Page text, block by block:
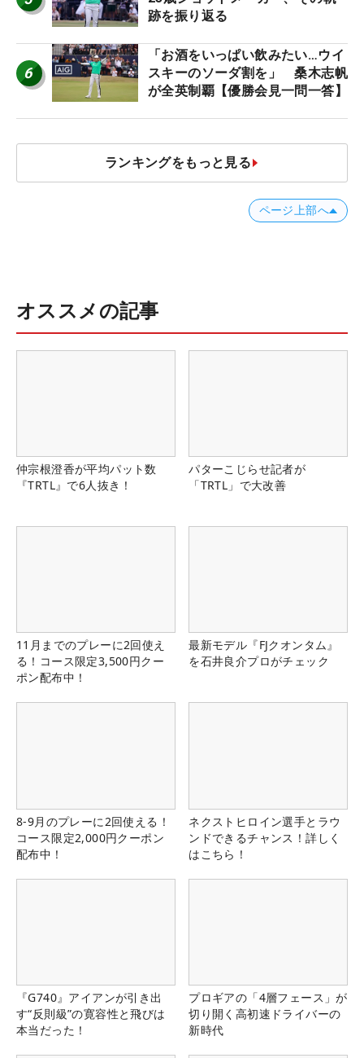
跡を振り返る
6
「お酒をいっぱい飲みたい…ウイ
スキーのソーダ割を」 桑木志帆
が全英制覇【優勝会見一問一答】
ランキングをもっと見る
ページ上部へ
オススメの記事
仲宗根澄香が平均パット数
『TRTL』で6人抜き！
パターこじらせ記者が
「TRTL」で大改善
11月までのプレーに2回使え
る！コース限定3,500円クー
ポン配布中！
最新モデル『FJクオンタム』
を石井良介プロがチェック
8-9月のプレーに2回使える！
コース限定2,000円クーポン
配布中！
ネクストヒロイン選手とラウ
ンドできるチャンス！詳しく
はこちら！
『G740』アイアンが引き出
す“反則級”の寛容性と飛びは
本当だった！
プロギアの「4層フェース」が
切り開く高初速ドライバーの
新時代